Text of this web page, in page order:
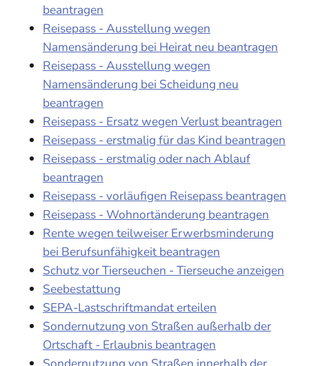
beantragen
Reisepass - Ausstellung wegen
Namensänderung bei Heirat neu beantragen
Reisepass - Ausstellung wegen
Namensänderung bei Scheidung neu
beantragen
Reisepass - Ersatz wegen Verlust beantragen
Reisepass - erstmalig für das Kind beantragen
Reisepass - erstmalig oder nach Ablauf
beantragen
Reisepass - vorläufigen Reisepass beantragen
Reisepass - Wohnortänderung beantragen
Rente wegen teilweiser Erwerbsminderung
bei Berufsunfähigkeit beantragen
Schutz vor Tierseuchen - Tierseuche anzeigen
Seebestattung
SEPA-Lastschriftmandat erteilen
Sondernutzung von Straßen außerhalb der
Ortschaft - Erlaubnis beantragen